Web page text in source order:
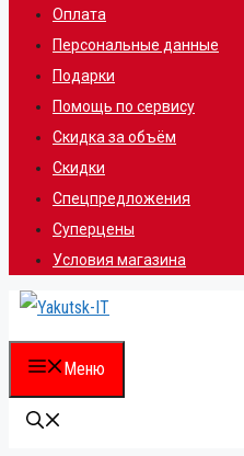
Оплата
Персональные данные
Подарки
Помощь по сервису
Скидка за объём
Скидки
Спецпредложения
Суперцены
Условия магазина
Меню